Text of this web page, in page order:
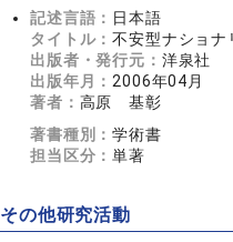
記述言語： 日本語
タイトル：不安型ナショ
出版者・発行元： 洋泉社
出版年月： 2006年04月
著者： 高原 基彰
著書種別：学術書
担当区分：単著
その他研究活動